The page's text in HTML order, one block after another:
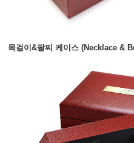
목걸이&팔찌 케이스 (Necklace &